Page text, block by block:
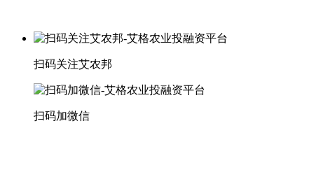
扫码关注艾农邦
扫码加微信